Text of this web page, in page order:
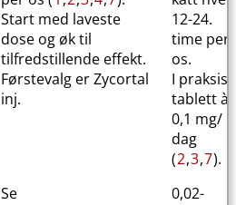
Start med laveste
dose og øk til
tilfredstillende effekt.
Førstevalg er Zycortal
inj.
12-24.
time per
os.
I praksis
tablett à
0,1 mg​/​
dag
(2,3,7).
Se
0,02-